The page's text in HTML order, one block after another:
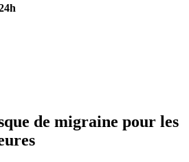
de migraine pour les